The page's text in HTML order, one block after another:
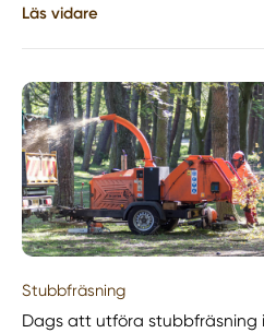
Läs vidare
Stubbfräsning
Dags att utföra stubbfräsning